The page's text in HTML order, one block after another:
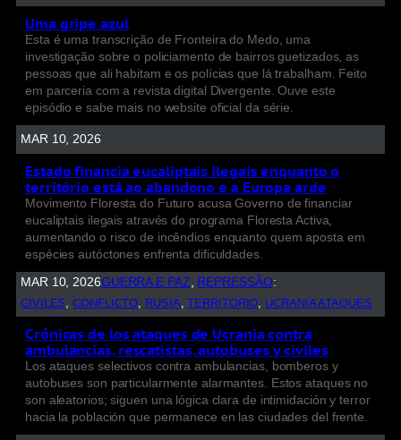
Uma gripe azul
Esta é uma transcrição de Fronteira do Medo, uma
investigação sobre o policiamento de bairros guetizados, as
pessoas que ali habitam e os polícias que lá trabalham. Feito
em parceria com a revista digital Divergente. Ouve este
episódio e sabe mais no website oficial da série.
MAR 10, 2026
Estado financia eucaliptais ilegais enquanto o
território está ao abandono e a Europa arde
Movimento Floresta do Futuro acusa Governo de financiar
eucaliptais ilegais através do programa Floresta Activa,
aumentando o risco de incêndios enquanto quem aposta em
espécies autóctones enfrenta dificuldades.
MAR 10, 2026GUERRA E PAZ REPRESSÃO:
CIVILES , CONFLICTO RUSIA , TERRITORIO UCRANIA ATAQUES
Crónicas de los ataques de Ucrania contra
ambulancias, rescatistas, autobuses y civiles
Los ataques selectivos contra ambulancias, bomberos y
autobuses son particularmente alarmantes. Estos ataques no
son aleatorios; siguen una lógica clara de intimidación y terror
hacia la población que permanece en las ciudades del frente.